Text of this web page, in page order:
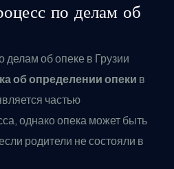
по делам об
об опеке в Грузии
об определении опеки в
частью
однако опека может быть
родители не состояли в